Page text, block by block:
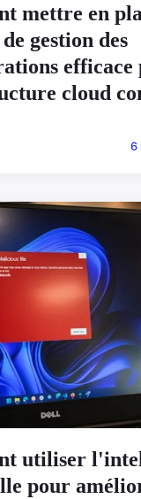
mettre en
gestion des
efficace
cloud
6
utiliser
pour